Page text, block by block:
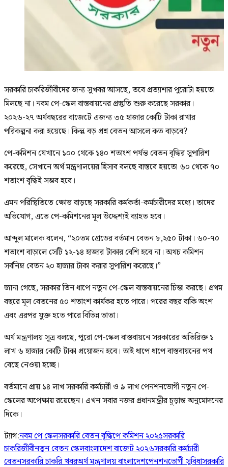
সরকারি চাকরিজীবীদের জন্য সুখবর আসছে, তবে প্রত্যাশার পুরোটা হয়তো
মিলছে না। নবম পে-স্কেল বাস্তবায়নের প্রস্তুতি শুরু করেছে সরকার।
২০২৬-২৭ অর্থবছরের বাজেটে এজন্য ৩৫ হাজার কোটি টাকা রাখার
পরিকল্পনা করা হয়েছে। কিন্তু বড় প্রশ্ন বেতন আসলে কত বাড়বে?
পে-কমিশন যেখানে ১০০ থেকে ১৪০ শতাংশ পর্যন্ত বেতন বৃদ্ধির সুপারিশ
করেছে, সেখানে অর্থ মন্ত্রণালয়ের হিসাব বলছে বাস্তবে হয়তো ৬০ থেকে ৭০
শতাংশ বৃদ্ধিই সম্ভব হবে।
এমন পরিস্থিতিতে ক্ষোভ বাড়ছে সরকারি কর্মকর্তা-কর্মচারীদের মধ্যে। তাদের
অভিযোগ, এতে পে-কমিশনের মূল উদ্দেশ্যই ব্যাহত হবে।
আব্দুল মালেক বলেন, “২০তম গ্রেডের বর্তমান বেতন ৮,২৫০ টাকা। ৬০-৭০
শতাংশ বাড়ালে সেটি ১২-১৪ হাজার টাকার বেশি হবে না। অথচ কমিশন
সর্বনিম্ন বেতন ২০ হাজার টাকা করার সুপারিশ করেছে।”
জানা গেছে, সরকার তিন ধাপে নতুন পে-স্কেল বাস্তবায়নের চিন্তা করছে। প্রথম
বছরে মূল বেতনের ৫০ শতাংশ কার্যকর হতে পারে। পরের বছর বাকি অংশ
এবং এরপর যুক্ত হতে পারে বিভিন্ন ভাতা।
অর্থ মন্ত্রণালয় সূত্র বলছে, পুরো পে-স্কেল বাস্তবায়নে সরকারের অতিরিক্ত ১
লাখ ৬ হাজার কোটি টাকা প্রয়োজন হবে। তাই ধাপে ধাপে বাস্তবায়নের পথ
বেছে নেওয়া হচ্ছে।
বর্তমানে প্রায় ১৪ লাখ সরকারি কর্মচারী ও ৯ লাখ পেনশনভোগী নতুন পে-
স্কেলের অপেক্ষায় রয়েছেন। এখন সবার নজর প্রধানমন্ত্রীর চূড়ান্ত অনুমোদনের
দিকে।
ট্যাগ:নবম পে স্কেলসরকারি বেতন বৃদ্ধিপে কমিশন ২০২৫সরকারি
চাকরিজীবীনতুন বেতন স্কেলবাংলাদেশ বাজেট ২০২৬সরকারি কর্মচারী
বেতনসরকারি চাকরি খবরঅর্থ মন্ত্রণালয় বাংলাদেশপেনশনভোগী সুবিধাসরকারি